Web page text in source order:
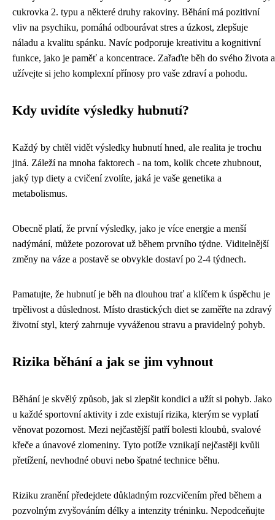
cukrovka 2. typu a některé druhy rakoviny. Běhání má pozitivní
vliv na psychiku, pomáhá odbourávat stres a úzkost, zlepšuje
náladu a kvalitu spánku. Navíc podporuje kreativitu a kognitivní
funkce, jako je paměť a koncentrace. Zařaďte běh do svého života a
užívejte si jeho komplexní přínosy pro vaše zdraví a pohodu.
Kdy uvidíte výsledky hubnutí?
Každý by chtěl vidět výsledky hubnutí hned, ale realita je trochu
jiná. Záleží na mnoha faktorech - na tom, kolik chcete zhubnout,
jaký typ diety a cvičení zvolíte, jaká je vaše genetika a
metabolismus.
Obecně platí, že první výsledky, jako je více energie a menší
nadýmání, můžete pozorovat už během prvního týdne. Viditelnější
změny na váze a postavě se obvykle dostaví po 2-4 týdnech.
Pamatujte, že hubnutí je běh na dlouhou trať a klíčem k úspěchu je
trpělivost a důslednost. Místo drastických diet se zaměřte na zdravý
životní styl, který zahrnuje vyváženou stravu a pravidelný pohyb.
Rizika běhání a jak se jim vyhnout
Běhání je skvělý způsob, jak si zlepšit kondici a užít si pohyb. Jako
u každé sportovní aktivity i zde existují rizika, kterým se vyplatí
věnovat pozornost. Mezi nejčastější patří bolesti kloubů, svalové
křeče a únavové zlomeniny. Tyto potíže vznikají nejčastěji kvůli
přetížení, nevhodné obuvi nebo špatné technice běhu.
Riziku zranění předejdete důkladným rozcvičením před během a
pozvolným zvyšováním délky a intenzity tréninku. Nepodceňujte